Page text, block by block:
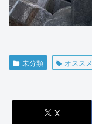
未分類 オススメ
X